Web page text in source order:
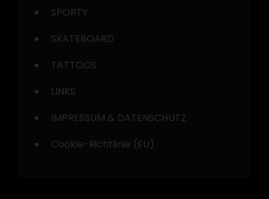
SPORTY
SKATEBOARD
TATTOOS
LINKS
IMPRESSUM & DATENSCHUTZ
Cookie-Richtlinie (EU)